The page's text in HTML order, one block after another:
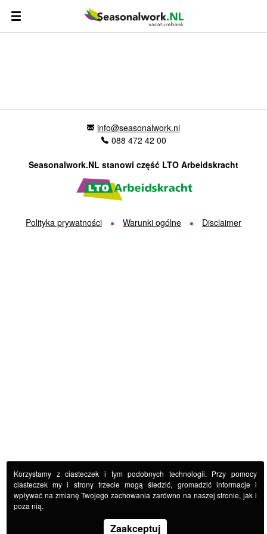
info@seasonalwork.nl
088 472 42 00
Seasonalwork.NL stanowi część LTO Arbeidskracht
Polityka prywatności Warunki ogólne Disclaimer
Korzystamy z ciasteczek i tym podobnych technologii. Przy pomocy
ciasteczek my i strony trzecie mogą śledzić, gromadzić informacje i
wpływać na zmianę Twojego zachowania zarówno na naszej stronie, jak i
poza nią.
Zaakceptuj